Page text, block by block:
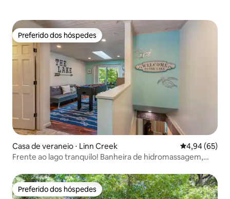
Preferido dos hóspedes
Preferido dos hóspedes
Casa de veraneio ⋅ Linn Creek 4,94 de uma
4,94 (65)
Frente ao lago tranquilo! Banheira de hidromassagem,
Preferido dos hóspedes
Preferido dos hóspedes